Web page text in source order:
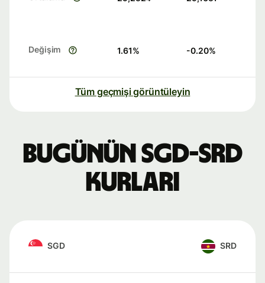
Değişim 1.61% -0.20%
Tüm geçmişi görüntüleyin
Bugünün SGD-SRD
kurları
SGD SRD